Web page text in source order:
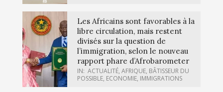
Les Africains sont favorables à la
libre circulation, mais restent
divisés sur la question de
l’immigration, selon le nouveau
rapport phare d’Afrobarometer
IN: ACTUALITÉ, AFRIQUE, BÂTISSEUR DU
POSSIBLE, ECONOMIE, IMMIGRATIONS